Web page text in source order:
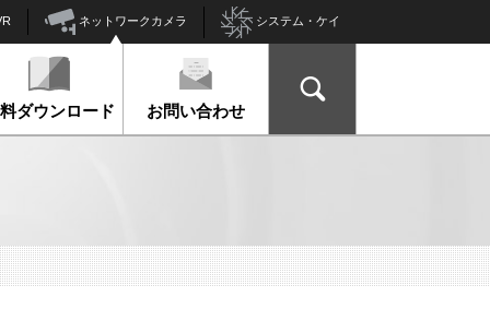
ネットワークカメラ システム・ケイ
ダウンロード お問い合わせ